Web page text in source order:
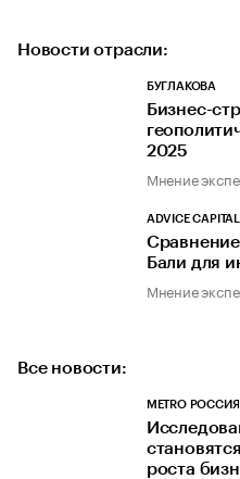
Новости отрасли:
БУГЛАКОВА
Бизнес-
2025
Мнение
ADVICE
Бали для
Мнение
Все новости:
METRO РОССИЯ
роста